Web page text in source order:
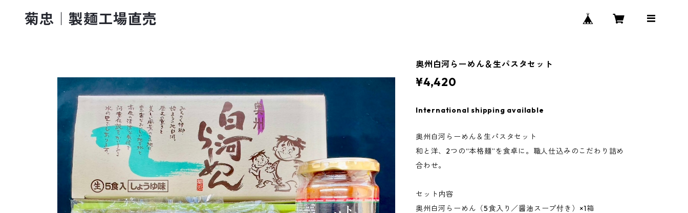
菊忠｜製麺工場直売
奥州白河らーめん＆生パスタセット
¥4,420
International shipping available
奥州白河らーめん＆生パスタセット
和と洋、2つの“本格麺”を食卓に。職人仕込みのこだわり詰め
合わせ。
セット内容
奥州白河らーめん（5食入り／醤油スープ付き）×1箱